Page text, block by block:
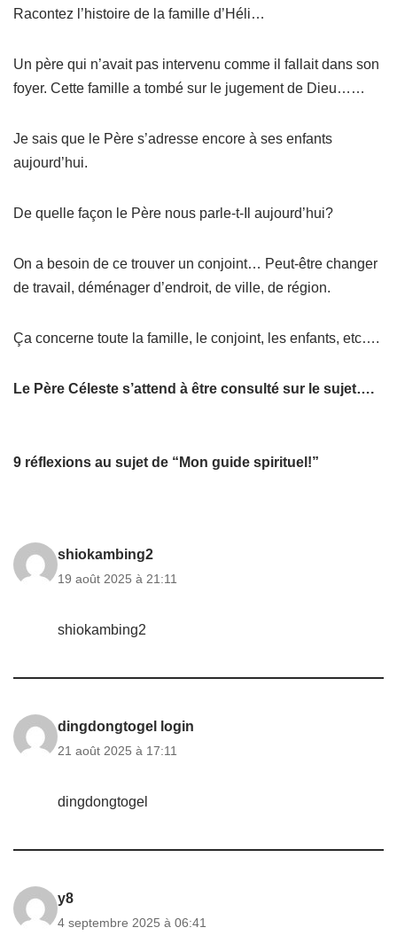
Racontez l’histoire de la famille d’Héli…
Un père qui n’avait pas intervenu comme il fallait dans son
foyer. Cette famille a tombé sur le jugement de Dieu……
Je sais que le Père s’adresse encore à ses enfants
aujourd’hui.
De quelle façon le Père nous parle-t-Il aujourd’hui?
On a besoin de ce trouver un conjoint… Peut-être changer
de travail, déménager d’endroit, de ville, de région.
Ça concerne toute la famille, le conjoint, les enfants, etc….
Le Père Céleste s’attend à être consulté sur le sujet….
9 réflexions au sujet de “Mon guide spirituel!”
shiokambing2
19 août 2025 à 21:11
shiokambing2
dingdongtogel login
21 août 2025 à 17:11
dingdongtogel
y8
4 septembre 2025 à 06:41